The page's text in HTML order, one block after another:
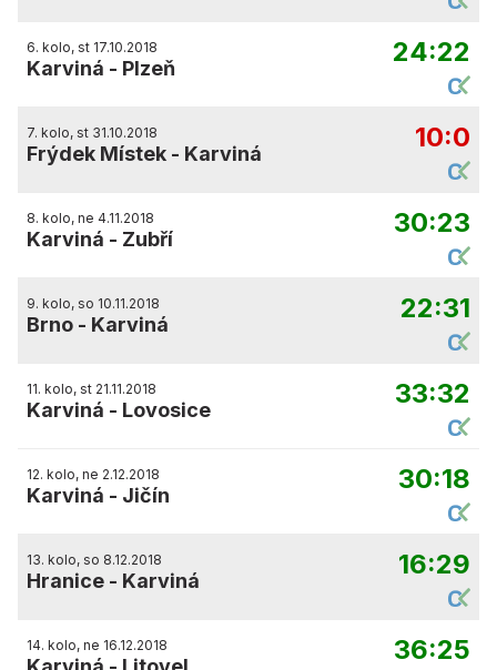
6. kolo, st 17.10.2018
Karviná - Plzeň
24:22
7. kolo, st 31.10.2018
Frýdek Místek - Karviná
10:0
8. kolo, ne 4.11.2018
Karviná - Zubří
30:23
9. kolo, so 10.11.2018
Brno - Karviná
22:31
11. kolo, st 21.11.2018
Karviná - Lovosice
33:32
12. kolo, ne 2.12.2018
Karviná - Jičín
30:18
13. kolo, so 8.12.2018
Hranice - Karviná
16:29
14. kolo, ne 16.12.2018 36:25